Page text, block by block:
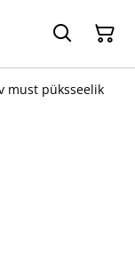
must püksseelik